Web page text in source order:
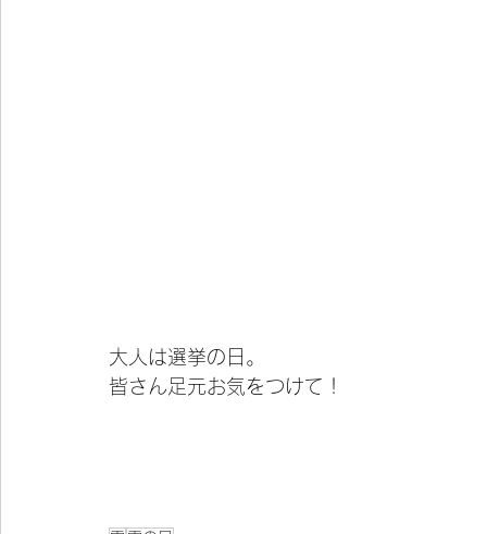
大人は選挙の日。
皆さん足元お気をつけて！